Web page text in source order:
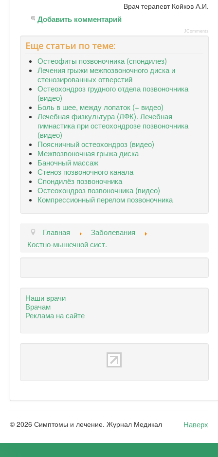
Врач терапевт Койков А.И.
Добавить комментарий
JComments
Еще статьи по теме:
Остеофиты позвоночника (спондилез)
Лечения грыжи межпозвоночного диска и
стенозированных отверстий
Остеохондроз грудного отдела позвоночника
(видео)
Боль в шее, между лопаток (+ видео)
Лечебная физкультура (ЛФК). Лечебная
гимнастика при остеохондрозе позвоночника
(видео)
Поясничный остеохондроз (видео)
Межпозвоночная грыжа диска
Баночный массаж
Стеноз позвоночного канала
Спондилёз позвоночника
Остеохондроз позвоночника (видео)
Компрессионный перелом позвоночника
Главная
Заболевания
Костно-мышечной сист.
Наши врачи
Врачам
Реклама на сайте
Наверх
© 2026 Симптомы и лечение. Журнал Медикал